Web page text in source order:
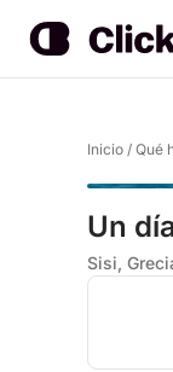
Inicio / Qué
Un
Sisi,